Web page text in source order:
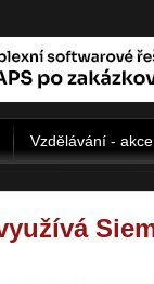
Vzdělávání - akce